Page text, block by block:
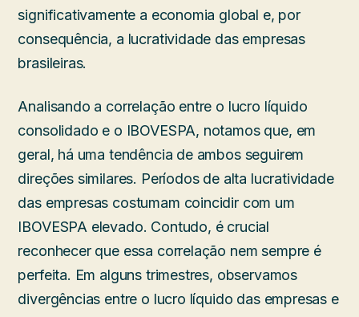
significativamente a economia global e, por
consequência, a lucratividade das empresas
brasileiras.
Analisando a correlação entre o lucro líquido
consolidado e o IBOVESPA, notamos que, em
geral, há uma tendência de ambos seguirem
direções similares. Períodos de alta lucratividade
das empresas costumam coincidir com um
IBOVESPA elevado. Contudo, é crucial
reconhecer que essa correlação nem sempre é
perfeita. Em alguns trimestres, observamos
divergências entre o lucro líquido das empresas e